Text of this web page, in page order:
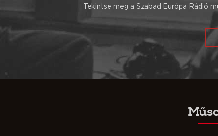
Tekintse meg a Szabad Európa Rádió